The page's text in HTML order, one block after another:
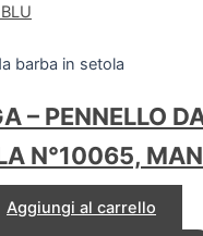
barba in setola
– PENNELLO
N°10065,
Aggiungi al carrello